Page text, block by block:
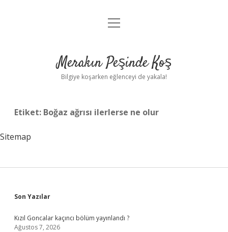
Anasayfa
Yasal Uyarı
menüyü
Merakın Peşinde Koş
Bilgiye koşarken eğlenceyi de yakala!
Etiket: Boğaz ağrısı ilerlerse ne olur
Sitemap
Sidebar
Son Yazılar
Kızıl Goncalar kaçıncı bölüm yayınlandı ?
Ağustos 7, 2026